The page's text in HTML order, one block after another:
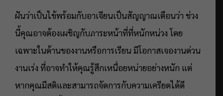
ฝันว่าเป็นไข้พร้อมกับอาเจียนเป็นสัญญาณเตือนว่า ช่วง
นี้คุณอาจต้องเผชิญกับภาระหน้าที่ที่หนักหน่วง โดย
เฉพาะในด้านของงานหรือการเรียน มีโอกาสเจองานด่วน
งานเร่ง ที่อาจทำให้คุณรู้สึกเหนื่อยหน่ายอย่างหนัก แต่
หากคุณมีสติและสามารถจัดการกับความเครียดได้ดี